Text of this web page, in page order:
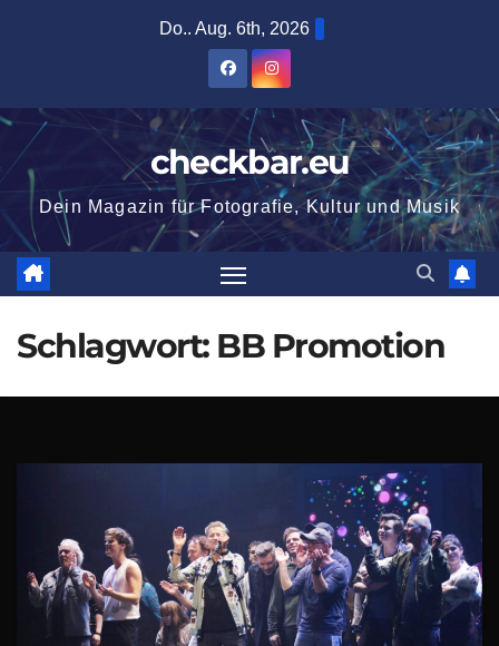
Do.. Aug. 6th, 2026
checkbar.eu
Dein Magazin für Fotografie, Kultur und Musik
Schlagwort: BB Promotion